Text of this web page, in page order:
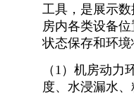
工具，是展示
房内各类设备
状态保存和环
（1）机房动
度、水浸漏水